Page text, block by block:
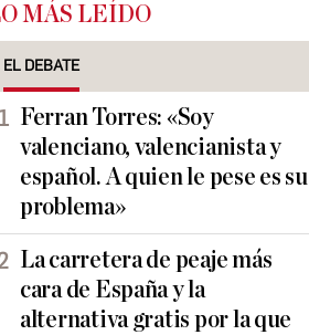
MÁS LEÍDO
EL DEBATE
Ferran Torres: «Soy
valenciano, valencianista y
español. A quien le pese es su
problema»
La carretera de peaje más
cara de España y la
alternativa gratis por la que